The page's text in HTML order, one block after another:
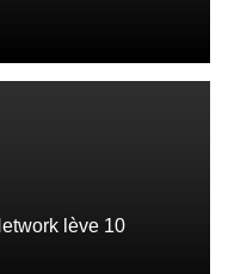
lève 10